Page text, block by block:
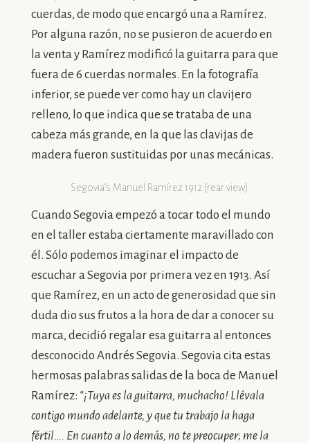
cuerdas, de modo que encargó una a Ramírez.
Por alguna razón, no se pusieron de acuerdo en
la venta y Ramírez modificó la guitarra para que
fuera de 6 cuerdas normales. En la fotografía
inferior, se puede ver como hay un clavijero
relleno, lo que indica que se trataba de una
cabeza más grande, en la que las clavijas de
madera fueron sustituidas por unas mecánicas.
Segovia’s Manuel Ramírez 1912 (rear view)
Cuando Segovia empezó a tocar todo el mundo
en el taller estaba ciertamente maravillado con
él. Sólo podemos imaginar el impacto de
escuchar a Segovia por primera vez en 1913. Así
que Ramírez, en un acto de generosidad que sin
duda dio sus frutos a la hora de dar a conocer su
marca, decidió regalar esa guitarra al entonces
desconocido Andrés Segovia. Segovia cita estas
hermosas palabras salidas de la boca de Manuel
Ramírez: “¡Tuya es la guitarra, muchacho! Llévala
contigo mundo adelante, y que tu trabajo la haga
fértil…. En cuanto a lo demás, no te preocuper; me la